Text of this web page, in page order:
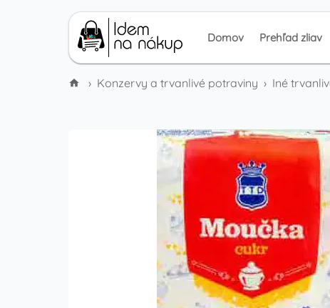
Domov Prehľad zliav
› Konzervy a trvanlivé potraviny › Iné